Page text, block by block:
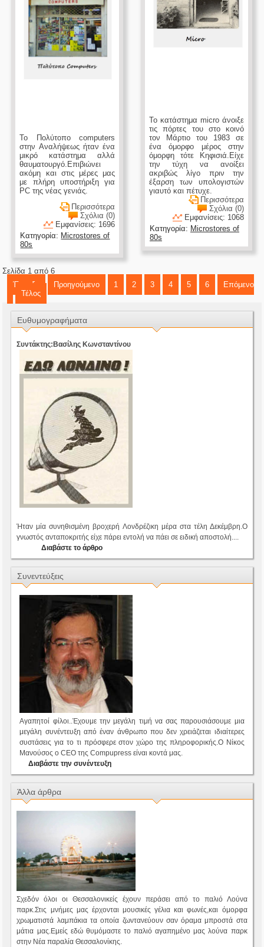
Το Πολύτοπο computers
στην Αναλήψεως ήταν ένα
μικρό κατάστημα αλλά
θαυματουργό.Επιβιώνει
ακόμη και στις μέρες μας
με πλήρη υποστήριξη για
PC της νέας γενιάς.
Περισσότερα
Σχόλια (0)
Εμφανίσεις: 1696
Κατηγορία: Microstores of
80s
Το κατάστημα micro άνοιξε
τις πόρτες του στο κοινό
τον Μάρτιο του 1983 σε
ένα όμορφο μέρος στην
όμορφη τότε Κηφισιά.Είχε
την τύχη να ανοίξει
ακριβώς λίγο πριν την
έξαρση των υπολογιστών
γιαυτό και πέτυχε.
Περισσότερα
Σχόλια (0)
Εμφανίσεις: 1068
Κατηγορία: Microstores of
80s
Σελίδα 1 από 6
Έναρξη
Προηγούμενο 1 2 3 4 5 6
Επόμενο
Τέλος
Ευθυμογραφήματα
Συντάκτης:Βασίλης Κωνσταντίνου
Ήταν μία συνηθισμένη βροχερή Λονδρέζικη μέρα στα τέλη Δεκέμβρη.Ο
γνωστός ανταποκριτής είχε πάρει εντολή να πάει σε ειδική αποστολή....
Διαβάστε το άρθρο
Συνεντεύξεις
Αγαπητοί φίλοι..Έχουμε την μεγάλη τιμή να σας παρουσιάσουμε μια
μεγάλη συνέντευξη από έναν άνθρωπο που δεν χρειάζεται ιδιαίτερες
συστάσεις για το τι πρόσφερε στον χώρο της πληροφορικής.Ο Νίκος
Μανούσος ο CEO της Compupress είναι κοντά μας.
Διαβάστε την συνέντευξη
Άλλα άρθρα
Σχεδόν όλοι οι Θεσσαλονικείς έχουν περάσει από το παλιό Λούνα
παρκ.Στις μνήμες μας έρχονται μουσικές γέλια και φωνές,και όμορφα
χρωματιστά λαμπάκια τα οποία ζωντανεύουν σαν όραμα μπροστά στα
μάτια μας.Εμείς εδώ θυμόμαστε το παλιό αγαπημένο μας λούνα παρκ
στην Νέα παραλία Θεσσαλονίκης.